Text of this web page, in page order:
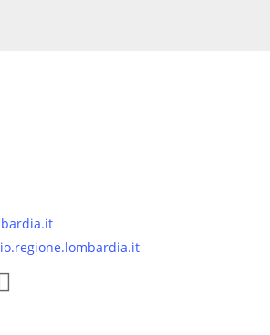
Pagina Youtube Gruppo PD Lombardia